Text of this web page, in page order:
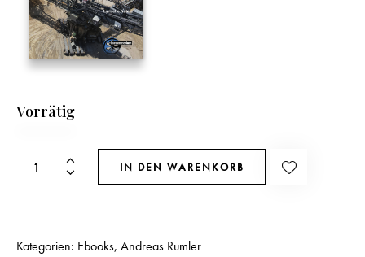
Vorrätig
IN DEN WARENKORB
Kategorien: Ebooks, Andreas Rumler